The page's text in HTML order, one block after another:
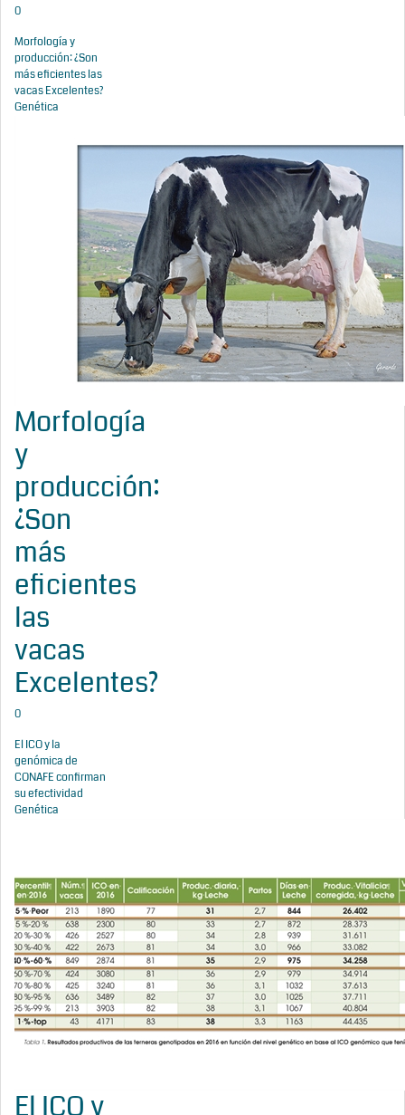
0
Morfología y
producción: ¿Son
más eficientes las
vacas Excelentes?
Genética
Morfología
y
producción:
¿Son
más
eficientes
las
vacas
Excelentes?
0
El ICO y la
genómica de
CONAFE confirman
su efectividad
Genética
El ICO y